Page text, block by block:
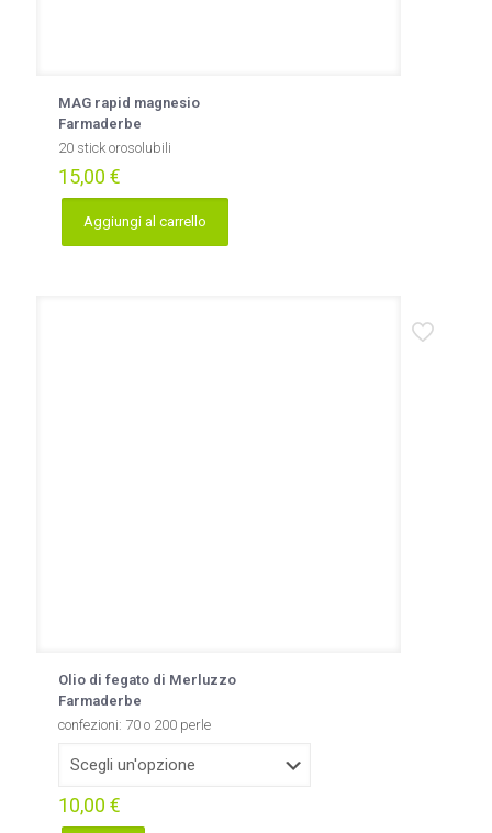
MAG rapid magnesio
Farmaderbe
20 stick orosolubili
15,00 €
Aggiungi al carrello
Olio di fegato di Merluzzo
Farmaderbe
confezioni: 70 o 200 perle
10,00 €